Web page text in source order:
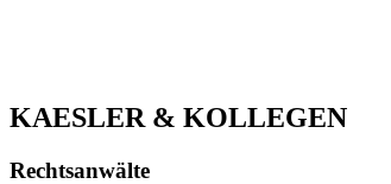
KAESLER & KOLLEGEN
Rechtsanwälte